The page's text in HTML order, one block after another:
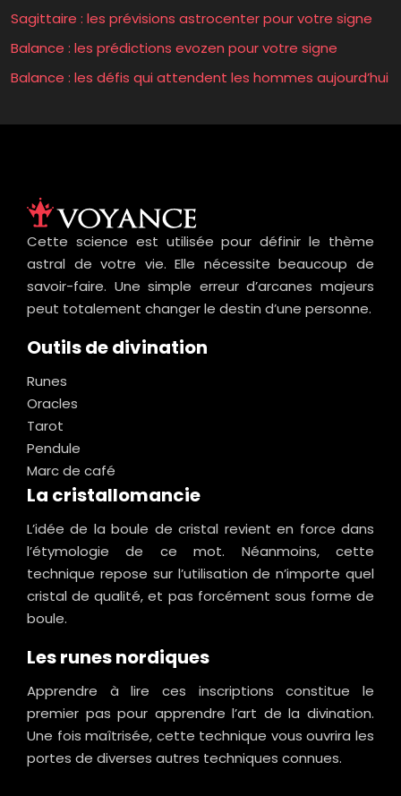
Sagittaire : les prévisions astrocenter pour votre signe
Balance : les prédictions evozen pour votre signe
Balance : les défis qui attendent les hommes aujourd’hui
Cette science est utilisée pour définir le thème
astral de votre vie. Elle nécessite beaucoup de
savoir-faire. Une simple erreur d’arcanes majeurs
peut totalement changer le destin d’une personne.
Outils de divination
Runes
Oracles
Tarot
Pendule
Marc de café
La cristallomancie
L’idée de la boule de cristal revient en force dans
l’étymologie de ce mot. Néanmoins, cette
technique repose sur l’utilisation de n’importe quel
cristal de qualité, et pas forcément sous forme de
boule.
Les runes nordiques
Apprendre à lire ces inscriptions constitue le
premier pas pour apprendre l’art de la divination.
Une fois maîtrisée, cette technique vous ouvrira les
portes de diverses autres techniques connues.